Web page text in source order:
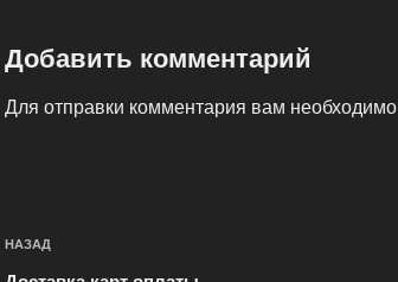
Добавить комментарий
Для отправки комментария вам необходимо
Навигация
по
Предыдущая
запись:
НАЗАД